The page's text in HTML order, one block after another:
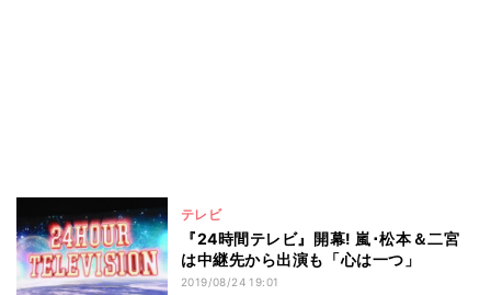
テレビ
『24時間テレビ』開幕! 嵐･松本＆二宮
は中継先から出演も「心は一つ」
2019/08/24 19:01